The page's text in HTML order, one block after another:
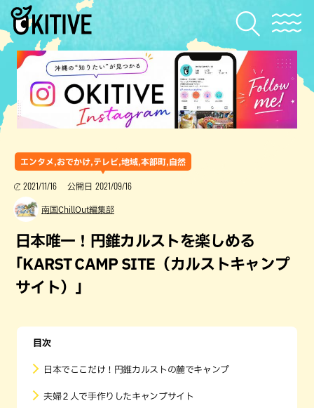
エンタメ,おでかけ,テレビ,地域,本部町,自然
2021/11/16 公開日 2021/09/16
南国ChillOut編集部
日本唯一！円錐カルストを楽しめる
｢KARST CAMP SITE（カルストキャンプ
サイト）」
目次
日本でここだけ！円錐カルストの麓でキャンプ
夫婦２人で手作りしたキャンプサイト